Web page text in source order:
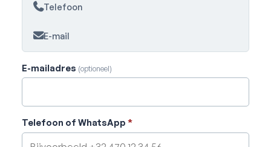
Telefoon
E-mail
E-mailadres (optioneel)
Telefoon of WhatsApp *